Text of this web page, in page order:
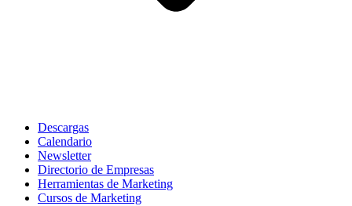
Descargas
Calendario
Newsletter
Directorio de Empresas
Herramientas de Marketing
Cursos de Marketing